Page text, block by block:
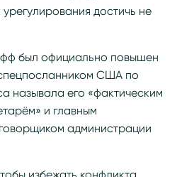
достичь не
был официально повышен
США по
называла его «фактическим
и главным
администрации